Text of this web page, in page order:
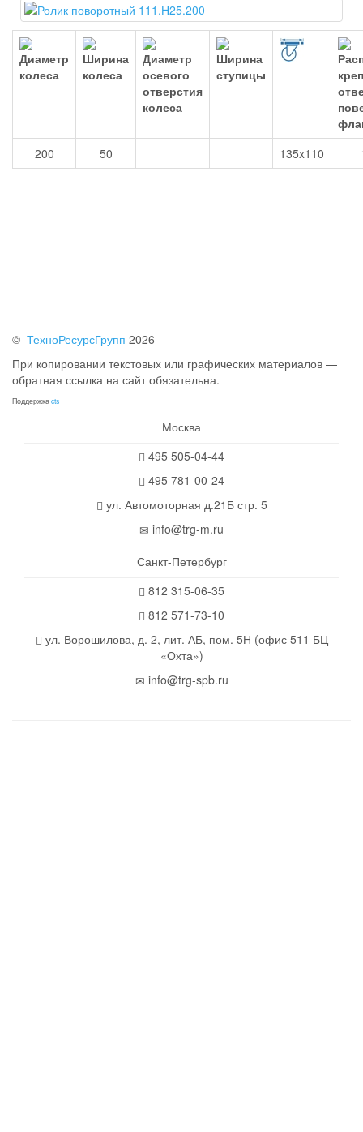
200 50 135x110
© ТехноРесурсГрупп 2026
При копировании текстовых или графических материалов —
обратная ссылка на сайт обязательна.
Поддержкаcts
Москва
495 505-04-44
495 781-00-24
ул. Автомоторная д.21Б стр. 5
info@trg-m.ru
Санкт-Петербург
812 315-06-35
812 571-73-10
ул. Ворошилова, д. 2, лит. АБ, пом. 5Н (офис 511 БЦ
«Охта»)
info@trg-spb.ru